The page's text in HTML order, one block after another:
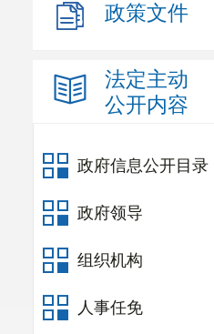
政策文件
法定主动
公开内容
政府信息公开目录
政府领导
组织机构
人事任免